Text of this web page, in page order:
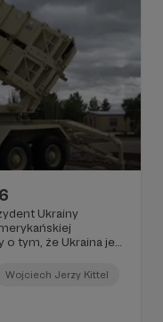
Ukrainy
tym, że Ukraina jest
Wojciech Jerzy Kittel